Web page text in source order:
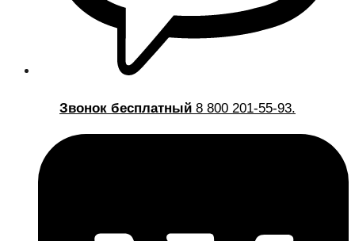
Звонок бесплатный 8 800 201-55-93.